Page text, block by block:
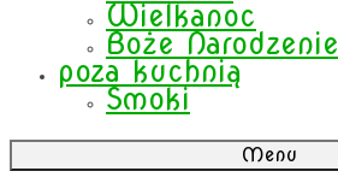
Wielkanoc
Boże Narodzenie
poza kuchnią
Smoki
Menu